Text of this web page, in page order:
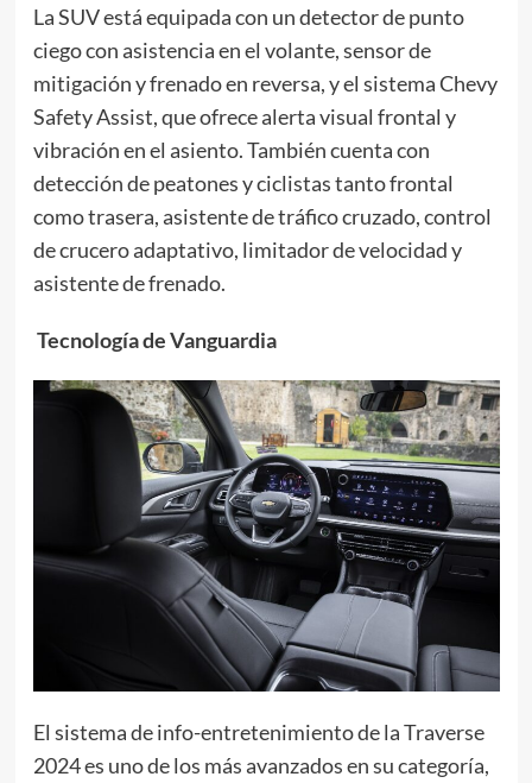
La SUV está equipada con un detector de punto
ciego con asistencia en el volante, sensor de
mitigación y frenado en reversa, y el sistema Chevy
Safety Assist, que ofrece alerta visual frontal y
vibración en el asiento. También cuenta con
detección de peatones y ciclistas tanto frontal
como trasera, asistente de tráfico cruzado, control
de crucero adaptativo, limitador de velocidad y
asistente de frenado.
Tecnología de Vanguardia
El sistema de info-entretenimiento de la Traverse
2024 es uno de los más avanzados en su categoría,